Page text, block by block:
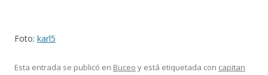
Foto: karl5
Esta entrada se publicó en Buceo y está etiquetada con capitan